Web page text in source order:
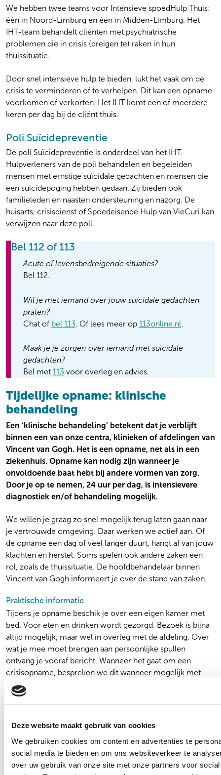
Deze website maakt gebruik van cookies
We gebruiken cookies om content en advertenties te
social media te bieden en om ons websiteverkeer te
over uw gebruik van onze site met onze partners voor
We hebben twee teams voor Intensieve spoedHulp Thuis:
één in Noord-Limburg en één in Midden-Limburg. Het
IHT-team behandelt cliënten met psychiatrische
problemen die in crisis (dreigen te) raken in hun
thuissituatie.
Door snel intensieve hulp te bieden, lukt het vaak om de
crisis te verminderen of te verhelpen. Dit kan een opname
voorkomen of verkorten. Het IHT komt een of meerdere
keren per dag bij de cliënt thuis.
Poli Suïcidepreventie
De poli Suïcidepreventie is onderdeel van het IHT.
Hulpverleners van de poli behandelen en begeleiden
mensen met ernstige suïcidale gedachten en mensen die
een suïcidepoging hebben gedaan. Zij bieden ook
familieleden en naasten ondersteuning en nazorg. De
huisarts, crisisdienst of Spoedeisende Hulp van VieCuri kan
verwijzen naar deze poli.
Bel 112 of 113
Acute of levensbedreigende situaties?
Bel 112.
Wil je met iemand over jouw suïcidale gedachten
praten?
Chat of bel 113. Of lees meer op 113online.nl.
Maak je je zorgen over iemand met suïcidale
gedachten?
Bel met 113 voor overleg en advies.
Tijdelijke opname: klinische
behandeling
Een ‘klinische behandeling’ betekent dat je verblijft
binnen een van onze centra, klinieken of afdelingen van
Vincent van Gogh. Het is een opname, net als in een
ziekenhuis. Opname kan nodig zijn wanneer je
onvoldoende baat hebt bij andere vormen van zorg.
Door je op te nemen, 24 uur per dag, is intensievere
diagnostiek en/of behandeling mogelijk.
We willen je graag zo snel mogelijk terug laten gaan naar
je vertrouwde omgeving. Daar werken we actief aan. Of
de opname een dag of veel langer duurt, hangt af van jouw
klachten en herstel. Soms spelen ook andere zaken een
rol, zoals de thuissituatie. De hoofdbehandelaar binnen
Vincent van Gogh informeert je over de stand van zaken.
Praktische informatie
Tijdens je opname beschik je over een eigen kamer met
bed. Voor eten en drinken wordt gezorgd. Bezoek is bijna
altijd mogelijk, maar wel in overleg met de afdeling. Over
wat je mee moet brengen aan persoonlijke spullen
ontvang je vooraf bericht. Wanneer het gaat om een
crisisopname, bespreken we dit wanneer mogelijk met
jouw naasten.
Op een klinische afdeling verblijven meestal zowel
bespreek dit dan met een van onze zorgverleners.
Wanneer is opname nodig?
Een opname is nodig als er ernstige problemen spelen
Verplichte zorg